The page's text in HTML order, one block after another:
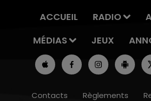
ACCUEIL RADIO
MÉDIAS
JEUX
Contacts Règlements